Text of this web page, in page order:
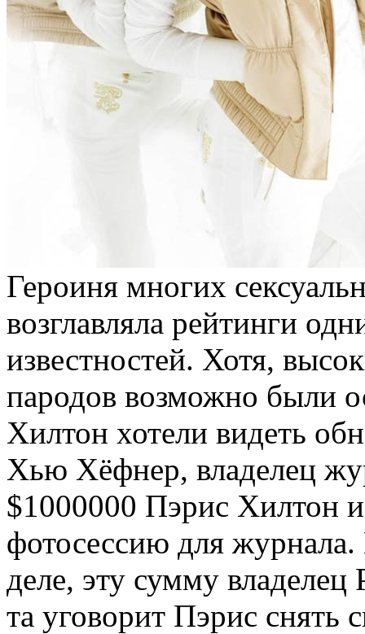
Героиня многих
возглавляла рейтинги
известностей. Хотя,
пародов возможно были
Хилтон хотели видеть
Хью Хёфнер, владелец
$1000000 Пэрис Хилтон
фотосессию для
деле, эту сумму
та уговорит Пэрис